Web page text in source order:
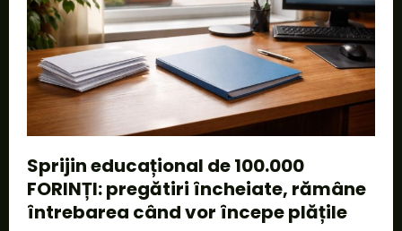
Sprijin educațional de 100.000
FORINȚI: pregătiri încheiate, rămâne
întrebarea când vor începe plățile